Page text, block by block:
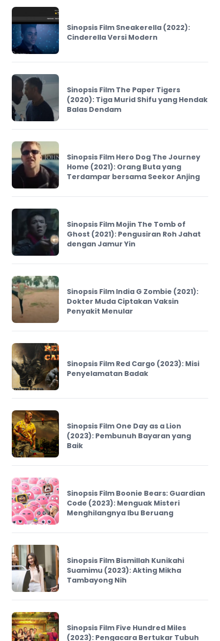
Sinopsis Film Sneakerella (2022):
Cinderella Versi Modern
Sinopsis Film The Paper Tigers
(2020): Tiga Murid Shifu yang Hendak
Balas Dendam
Sinopsis Film Hero Dog The Journey
Home (2021): Orang Buta yang
Terdampar bersama Seekor Anjing
Sinopsis Film Mojin The Tomb of
Ghost (2021): Pengusiran Roh Jahat
dengan Jamur Yin
Sinopsis Film India G Zombie (2021):
Dokter Muda Ciptakan Vaksin
Penyakit Menular
Sinopsis Film Red Cargo (2023): Misi
Penyelamatan Badak
Sinopsis Film One Day as a Lion
(2023): Pembunuh Bayaran yang
Baik
Sinopsis Film Boonie Bears: Guardian
Code (2023): Menguak Misteri
Menghilangnya Ibu Beruang
Sinopsis Film Bismillah Kunikahi
Suamimu (2023): Akting Mikha
Tambayong Nih
Sinopsis Film Five Hundred Miles
(2023): Pengacara Bertukar Tubuh